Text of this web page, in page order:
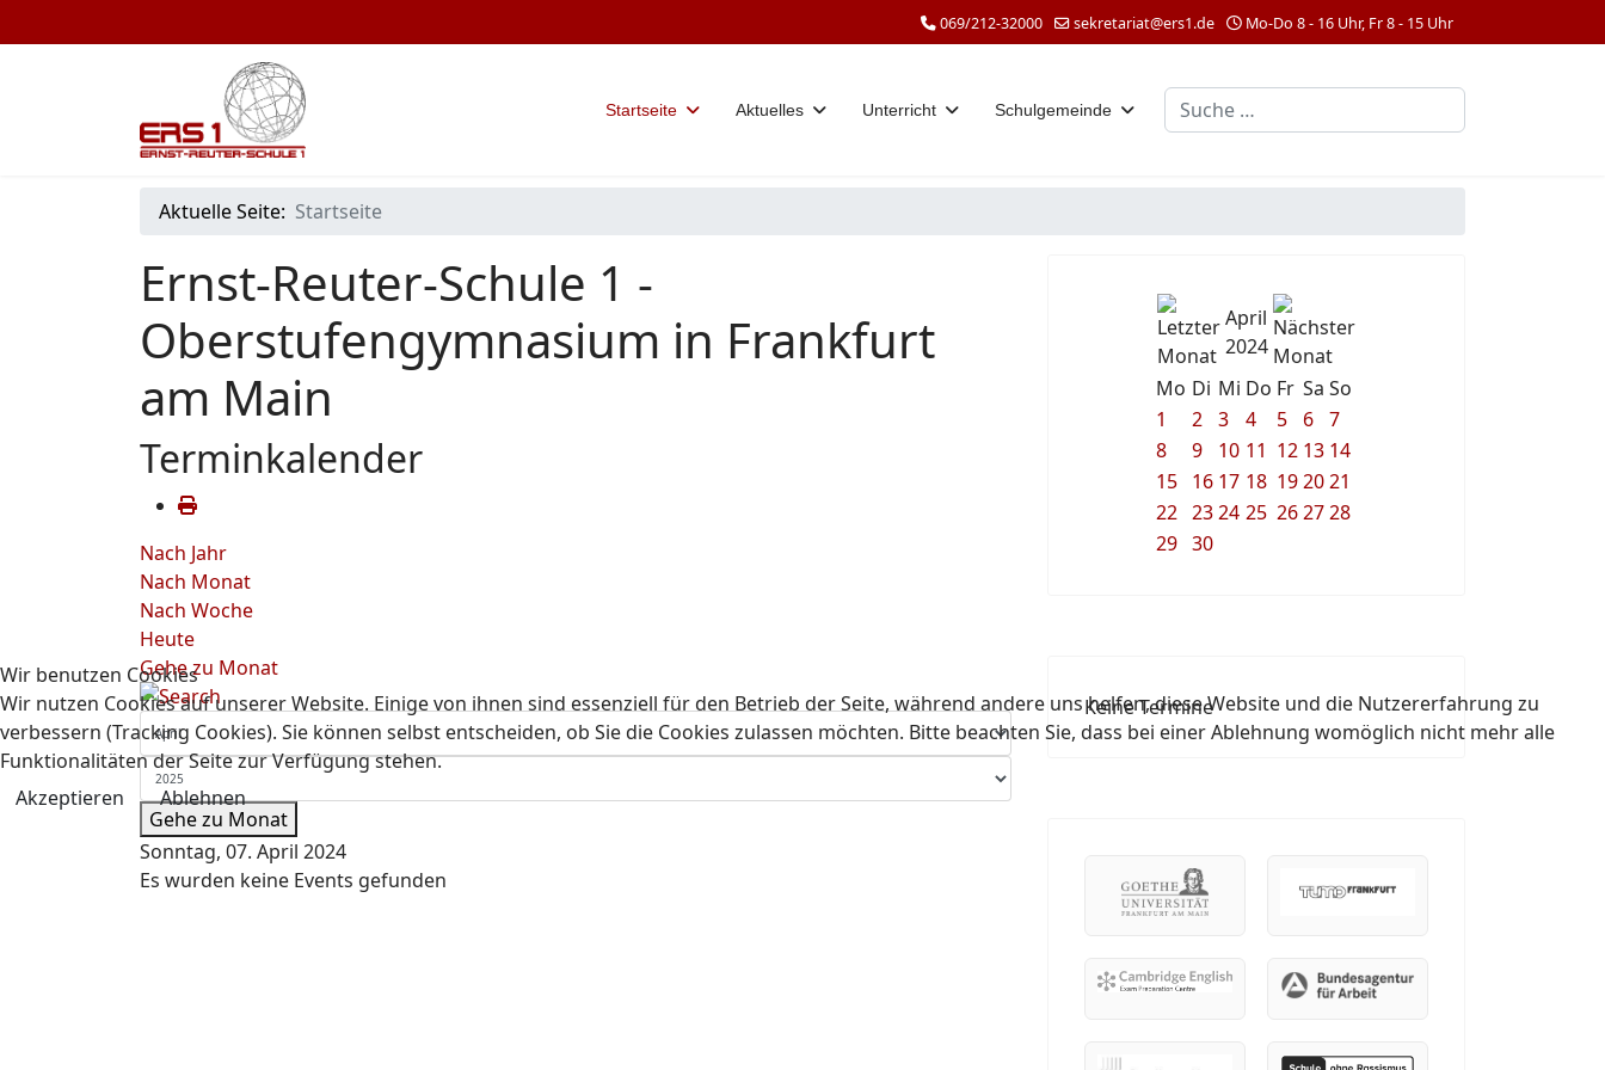
069/212-32000 sekretariat@ers1.de Mo-Do 8 - 16 Uhr, Fr 8 - 15 Uhr
Startseite Aktuelles Unterricht Schulgemeinde Suchen
Aktuelle Seite: Startseite
Ernst-Reuter-Schule 1 -
Oberstufengymnasium in Frankfurt
am Main
Terminkalender
Nach Jahr
Nach Monat
Nach Woche
Heute
Gehe zu Monat
Gehe zu Monat
Sonntag, 07. April 2024
Es wurden keine Events gefunden
April
2024
Mo Di Mi Do Fr Sa So
1
2 3 4 5 6 7
8
9 10 11 12 13 14
15 16 17 18 192021
22 2324 25 262728
29 30
Keine Termine
Wir benutzen Cookies
Wir nutzen Cookies auf unserer Website. Einige von ihnen sind essenziell für den Betrieb der Seite, während andere uns helfen, diese Website und die Nutzererfahrung zu
verbessern (Tracking Cookies). Sie können selbst entscheiden, ob Sie die Cookies zulassen möchten. Bitte beachten Sie, dass bei einer Ablehnung womöglich nicht mehr alle
Funktionalitäten der Seite zur Verfügung stehen.
Akzeptieren
Ablehnen